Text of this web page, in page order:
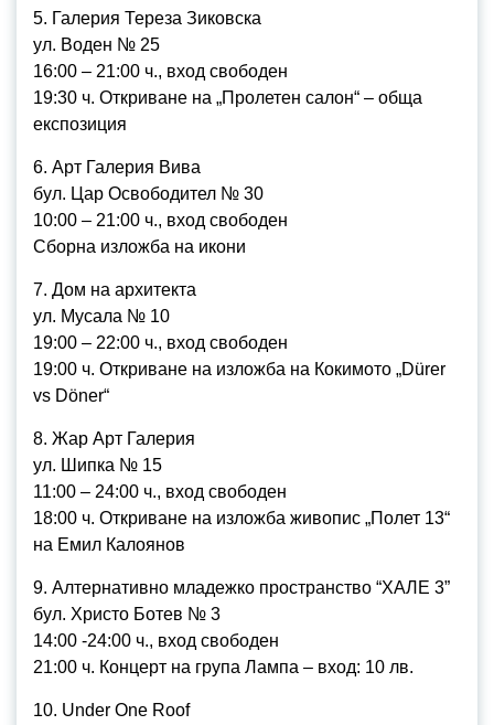
5. Галерия Тереза Зиковска
ул. Воден № 25
16:00 – 21:00 ч., вход свободен
19:30 ч. Откриване на „Пролетен салон“ – обща
експозиция
6. Арт Галерия Вива
бул. Цар Освободител № 30
10:00 – 21:00 ч., вход свободен
Сборна изложба на икони
7. Дом на архитекта
ул. Мусала № 10
19:00 – 22:00 ч., вход свободен
19:00 ч. Откриване на изложба на Кокимото „Dürer
vs Döner“
8. Жар Арт Галерия
ул. Шипка № 15
11:00 – 24:00 ч., вход свободен
18:00 ч. Откриване на изложба живопис „Полет 13“
на Емил Калоянов
9. Алтернативно младежко пространство “ХАЛЕ 3”
бул. Христо Ботев № 3
14:00 -24:00 ч., вход свободен
21:00 ч. Концерт на група Лампа – вход: 10 лв.
10. Under One Roof